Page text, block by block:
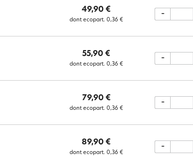
49,90 €
dont ecopart. 0,36 €
-
55,90 €
dont ecopart. 0,36 €
-
79,90 €
dont ecopart. 0,36 €
-
89,90 €
dont ecopart. 0,36 €
-